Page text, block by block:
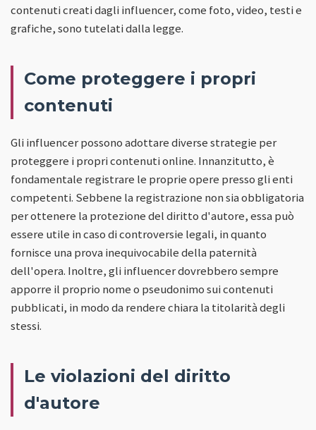
contenuti creati dagli influencer, come foto, video, testi e
grafiche, sono tutelati dalla legge.
Come proteggere i propri
contenuti
Gli influencer possono adottare diverse strategie per
proteggere i propri contenuti online. Innanzitutto, è
fondamentale registrare le proprie opere presso gli enti
competenti. Sebbene la registrazione non sia obbligatoria
per ottenere la protezione del diritto d'autore, essa può
essere utile in caso di controversie legali, in quanto
fornisce una prova inequivocabile della paternità
dell'opera. Inoltre, gli influencer dovrebbero sempre
apporre il proprio nome o pseudonimo sui contenuti
pubblicati, in modo da rendere chiara la titolarità degli
stessi.
Le violazioni del diritto
d'autore